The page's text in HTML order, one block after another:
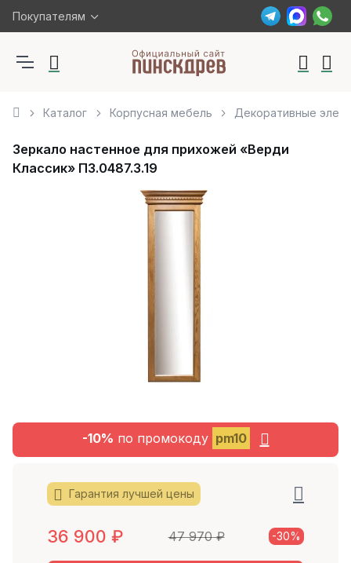
Покупателям
Каталог Корпусная мебель Декоративные
Зеркало настенное для прихожей «Верди
Классик» П3.0487.3.19
-10% по промокоду pm10
Гарантия лучшей цены
36 900 ₽ 47 970₽ -30%